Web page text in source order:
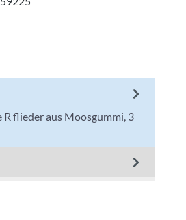
flieder aus Moosgummi, 3